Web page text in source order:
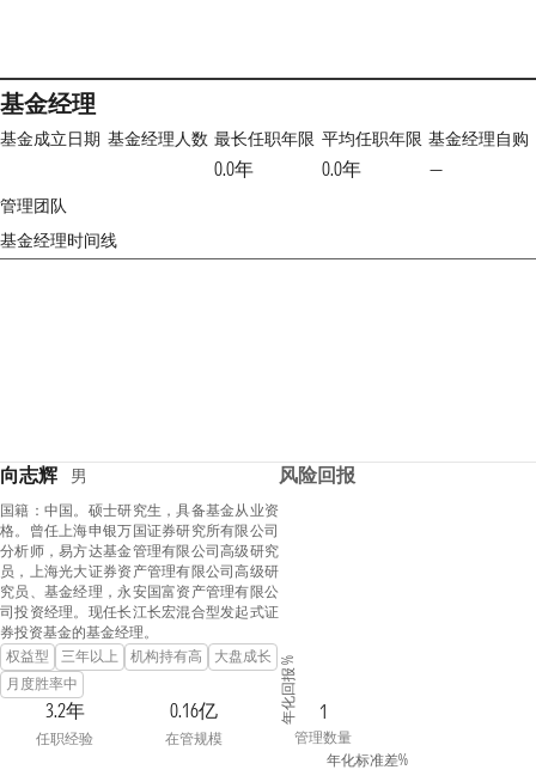
基金经理
基金成立日期 基金经理人数 最长任职年限
0.0年
平均任职年限
0.0年
基金经理自购
—
管理团队
基金经理时间线
向志辉 男
国籍：中国。硕士研究生，具备基金从业资
格。曾任上海申银万国证券研究所有限公司
分析师，易方达基金管理有限公司高级研究
员，上海光大证券资产管理有限公司高级研
究员、基金经理，永安国富资产管理有限公
司投资经理。现任长江长宏混合型发起式证
券投资基金的基金经理。
权益型
三年以上 机构持有高
大盘成长
月度胜率中
3.2年
任职经验
0.16亿
在管规模
1
管理数量
风险回报
年化回报 %
年化标准差%